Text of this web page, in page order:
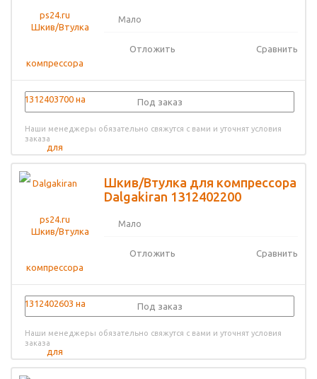
Мало
Отложить Сравнить
Под заказ
Наши менеджеры обязательно свяжутся с вами и уточнят условия
заказа
Шкив/Втулка для компрессора
Dalgakiran 1312402200
Мало
Отложить Сравнить
Под заказ
Наши менеджеры обязательно свяжутся с вами и уточнят условия
заказа